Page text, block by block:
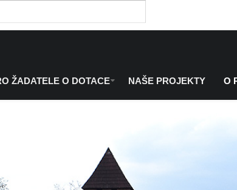
ŽADATELE O DOTACE NAŠE PROJEKTY O